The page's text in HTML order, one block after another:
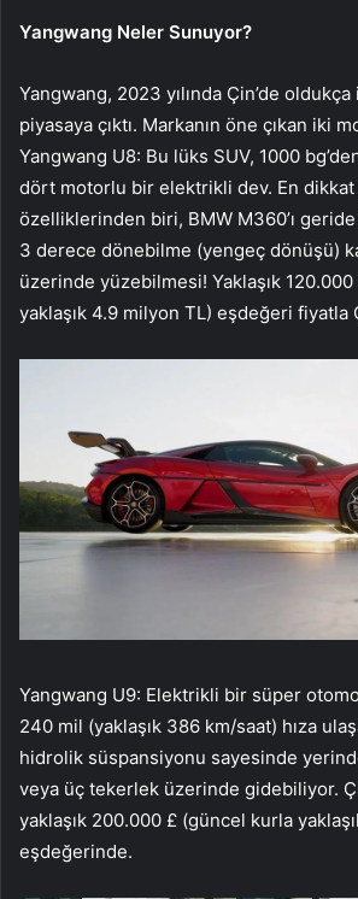
Yangwang Neler Sunuyor?
Yangwang, 2023 yılında Çin’de
piyasaya çıktı. Markanın öne çıkan iki
Yangwang U8: Bu lüks SUV, 1000
dört motorlu bir elektrikli dev. En
özelliklerinden biri, BMW M360’ı
3 derece dönebilme (yengeç dönüşü)
üzerinde yüzebilmesi! Yaklaşık
yaklaşık 4.9 milyon TL) eşdeğeri fiyatla
Yangwang U9: Elektrikli bir süper
240 mil (yaklaşık 386 km/saat) hıza
hidrolik süspansiyonu sayesinde
veya üç tekerlek üzerinde gidebiliyor.
yaklaşık 200.000 £ (güncel kurla
eşdeğerinde.